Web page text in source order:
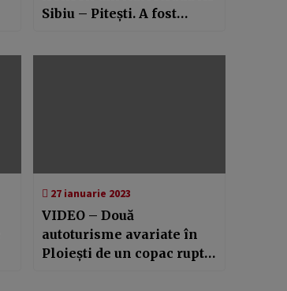
Sibiu – Pitești. A fost
termen!
27 ianuarie 2023
VIDEO – Două
autoturisme avariate în
Ploiești de un copac rupt